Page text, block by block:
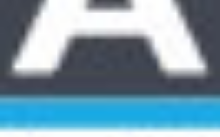
FILTRER
Tous
Faites défiler pour voir toutes les colonnes
2 270 ALAYRAC JEROME M M0